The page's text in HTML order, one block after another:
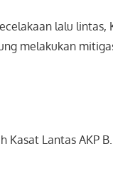
lalu lintas,
melakukan
Lantas AKP